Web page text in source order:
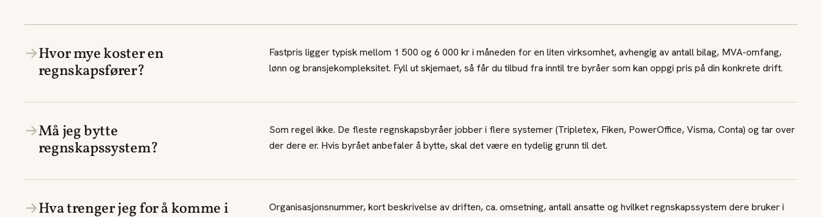
→Hvor mye koster en
regnskapsfører?
Fastpris ligger typisk mellom 1 500 og 6 000 kr i måneden for en liten virksomhet, avhengig av antall bilag, MVA-omfang,
lønn og bransjekompleksitet. Fyll ut skjemaet, så får du tilbud fra inntil tre byråer som kan oppgi pris på din konkrete drift.
→Må jeg bytte
regnskapssystem?
Som regel ikke. De fleste regnskapsbyråer jobber i flere systemer (Tripletex, Fiken, PowerOffice, Visma, Conta) og tar over
der dere er. Hvis byrået anbefaler å bytte, skal det være en tydelig grunn til det.
→Hva trenger jeg for å komme i
Organisasjonsnummer, kort beskrivelse av driften, ca. omsetning, antall ansatte og hvilket regnskapssystem dere bruker i